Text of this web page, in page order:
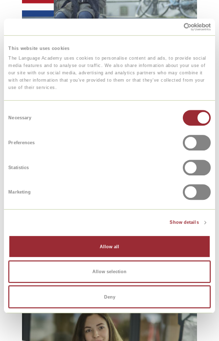
This website uses cookies
The Language Academy uses cookies to personalise content and ads, to provide social
media features and to analyse our traffic. We also share information about your use of
our site with our social media, advertising and analytics partners who may combine it
with other information that you’ve provided to them or that they’ve collected from your
use of their services.
Necessary
Preferences
Statistics
Marketing
Show details
Allow all
Allow selection
Deny